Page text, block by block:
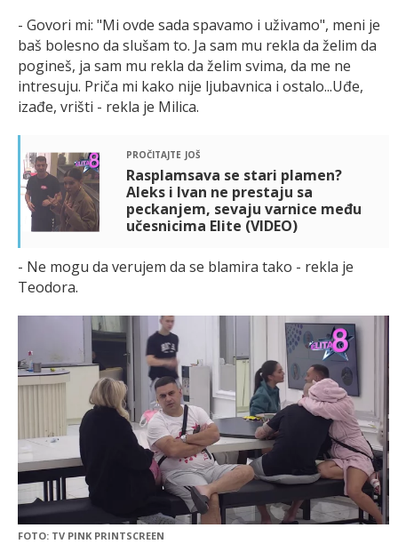
- Govori mi: "Mi ovde sada spavamo i uživamo", meni je
baš bolesno da slušam to. Ja sam mu rekla da želim da
pogineš, ja sam mu rekla da želim svima, da me ne
intresuju. Priča mi kako nije ljubavnica i ostalo...Uđe,
izađe, vrišti - rekla je Milica.
pročitajte još
Rasplamsava se stari plamen?
Aleks i Ivan ne prestaju sa
peckanjem, sevaju varnice među
učesnicima Elite (VIDEO)
- Ne mogu da verujem da se blamira tako - rekla je
Teodora.
FOTO: TV PINK PRINTSCREEN